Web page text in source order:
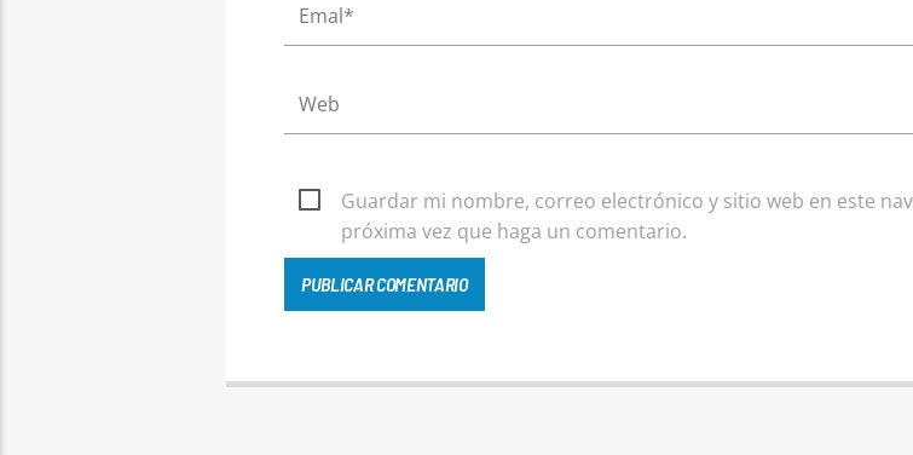
Guardar mi nombre, correo electrónico y sitio web en este
próxima vez que haga un comentario.